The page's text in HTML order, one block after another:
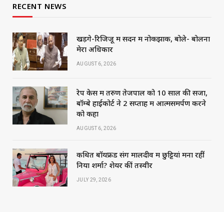
RECENT NEWS
खड़गे-रिजिजू में सदन में नोकझोंक, बोले- बोलना
मेरा अधिकार
AUGUST 6, 2026
रेप केस में तरुण तेजपाल को 10 साल की सजा,
बॉम्बे हाईकोर्ट ने 2 सप्ताह में आत्मसमर्पण करने
को कहा
AUGUST 6, 2026
कथित बॉयफ्रेंड संग मालदीव में छुट्टियां मना रहीं
निया शर्मा? शेयर कीं तस्वीरें
JULY 29, 2026